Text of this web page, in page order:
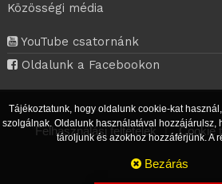
Közösségi média
YouTube csatornánk
Oldalunk a Facebookon
Felhasználási feltételek | Cookie
Tájékoztatunk, hogy oldalunk cookie-kat
szolgálnak. Oldalunk használatával hozzájárulsz,
tároljunk és azokhoz hozzáférjünk. A
Bezárás